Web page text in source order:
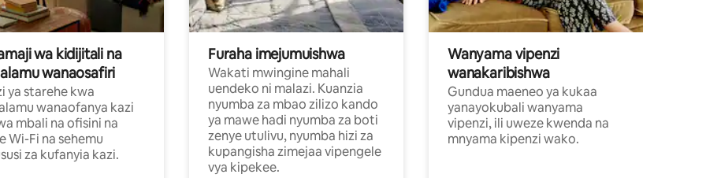
wa kidijitali na
wanaosafiri
ya starehe kwa
wanaofanya kazi
mbali na ofisini na
Wi-Fi na sehemu
za kufanyia kazi.
Furaha imejumuishwa
Wakati mwingine mahali
uendeko ni malazi. Kuanzia
nyumba za mbao zilizo kando
ya mawe hadi nyumba za boti
zenye utulivu, nyumba hizi za
kupangisha zimejaa vipengele
vya kipekee.
Wanyama vipenzi
wanakaribishwa
Gundua maeneo ya kukaa
yanayokubali wanyama
vipenzi, ili uweze kwenda na
mnyama kipenzi wako.